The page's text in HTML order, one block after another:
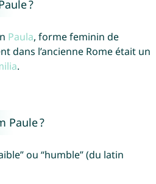
?
Paula, forme feminin de
dans l’ancienne Rome était un
.
Paule ?
ou “humble” (du latin